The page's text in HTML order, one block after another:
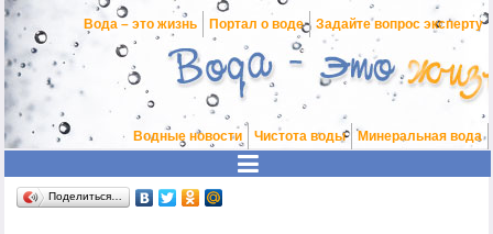
Вода – это жизнь Портал о воде Задайте вопрос эксперту
Водные новости Чистота воды Минеральная вода
Поделиться…